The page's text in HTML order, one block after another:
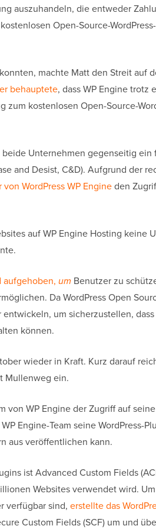
auszuhandeln, die entweder
Open-Source-
machte Matt den Streit auf
er behauptete, dass WP Engine trotz
kostenlosen Open-Source-
Unternehmen gegenseitig ein
and Desist, C&D). Aufgrund der
WordPress WP Engineden
auf WP Engine Hosting keine
um Benutzer zu
Da WordPress Open
um sicherzustellen,
können.
wieder in Kraft. Kurz darauf
Mullenweg ein.
von WP Engine der Zugriff auf
Engine-Team seine WordPress-
aus veröffentlichen kann.
ist Advanced Custom Fields
Websites verwendet wird.
verfügbar sind, erstellte das
Custom Fields (SCF) um und